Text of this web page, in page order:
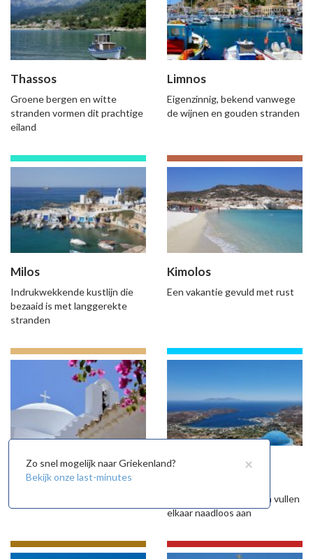
Thassos
Groene bergen en witte
stranden vormen dit prachtige
eiland
Limnos
Eigenzinnig, bekend vanwege
de wijnen en gouden stranden
Milos
Indrukwekkende kustlijn die
bezaaid is met langgerekte
stranden
Kimolos
Een vakantie gevuld met rust
Kythnos
De eenvoud is de grootste
Serifos
onvergetelijke stranden vullen
elkaar naadloos aan
×
Zo snel mogelijk naar Griekenland?
Bekijk onze last-minutes